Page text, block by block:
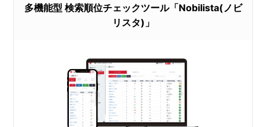
多機能型 検索順位チェックツール「Nobilista(ノビ
リスタ)」